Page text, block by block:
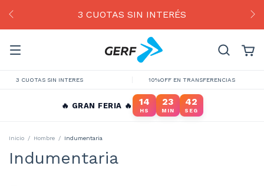
3 CUOTAS SIN INTERÉS
3 CUOTAS SIN INTERES 10%OFF EN TRANSFERENCIAS
🔥 GRAN FERIA 🔥 14
HS
23
MIN
41
SEG
Inicio / Hombre / Indumentaria
Indumentaria